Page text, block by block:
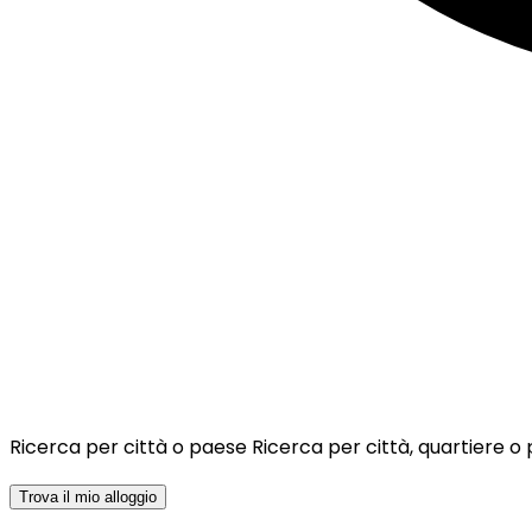
Ricerca per città o paese Ricerca per città, quartiere o
Trova il mio alloggio